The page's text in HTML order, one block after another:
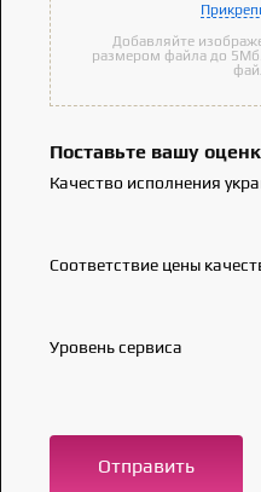
Добавляйте
размером файла до
Поставьте вашу
Качество исполнения
Соответствие цены
Уровень сервиса
Отправить